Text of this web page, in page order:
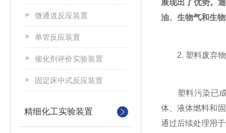
微通道反应装置
单管反应装置
催化剂评价实验装置
固定床中式反应装置
精细化工实验装置
展现出了优势。
油、生物气和生
2. 塑料废弃物
塑料污染已成
体、液体燃料和
通过后续处理用